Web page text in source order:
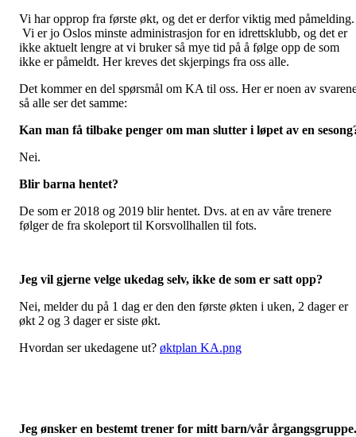
Vi har opprop fra første økt, og det er derfor viktig med påmelding.
Vi er jo Oslos minste administrasjon for en idrettsklubb, og det er
ikke aktuelt lengre at vi bruker så mye tid på å følge opp de som
ikke er påmeldt. Her kreves det skjerpings fra oss alle.
Det kommer en del spørsmål om KA til oss. Her er noen av
så alle ser det samme:
Kan man få tilbake penger om man slutter i løpet av en
Nei.
Blir barna hentet?
De som er 2018 og 2019 blir hentet. Dvs. at en av våre trenere
følger de fra skoleport til Korsvollhallen til fots.
Jeg vil gjerne velge ukedag selv, ikke de som er satt opp?
Nei, melder du på 1 dag er den den første økten i uken, 2 dager er
økt 2 og 3 dager er siste økt.
Hvordan ser ukedagene ut? øktplan KA.png
Jeg ønsker en bestemt trener for mitt barn/vår årgangsgruppe.